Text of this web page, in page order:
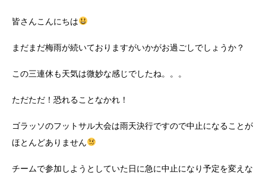
皆さんこんにちは
まだまだ梅雨が続いておりますがいかがお過ごしでしょうか？
この三連休も天気は微妙な感じでしたね。。。
ただただ！恐れることなかれ！
ゴラッソのフットサル大会は雨天決行ですので中止になることが
ほとんどありません
チームで参加しようとしていた日に急に中止になり予定を変えな